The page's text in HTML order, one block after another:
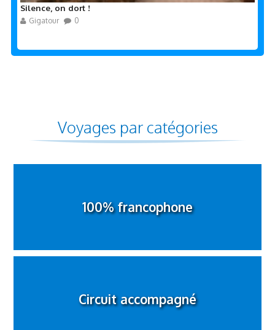
Silence, on dort !
Gigatour 0
Voyages par catégories
100% francophone
Circuit accompagné